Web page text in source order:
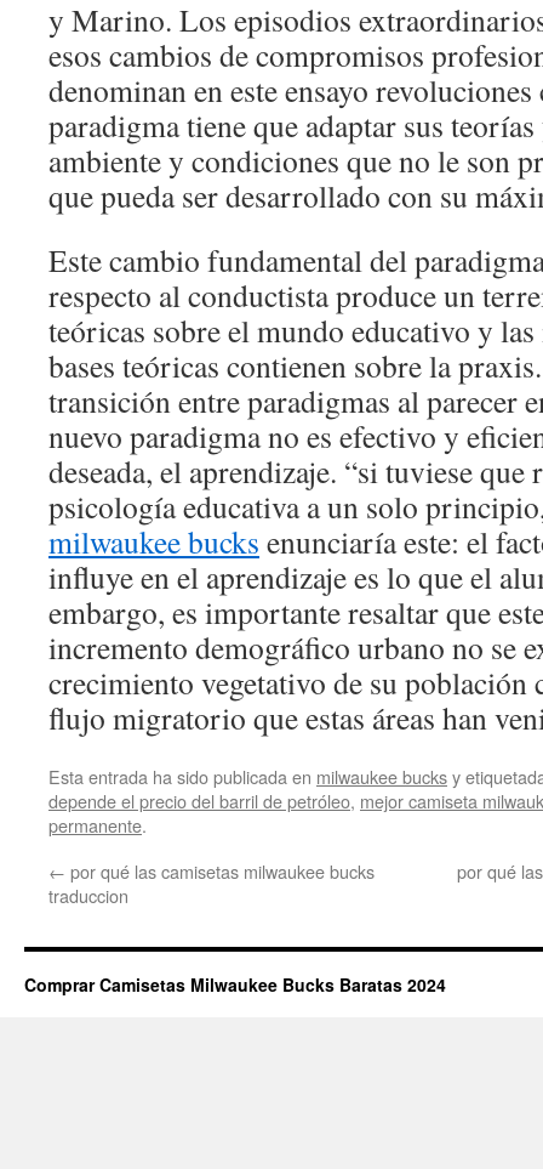
y Marino. Los episodios
esos cambios de compromisos
denominan en este ensayo
paradigma tiene que adaptar sus
ambiente y condiciones que no le son
que pueda ser desarrollado con su
Este cambio fundamental del
respecto al conductista produce un
teóricas sobre el mundo educativo y
bases teóricas contienen sobre la
transición entre paradigmas al parecer
nuevo paradigma no es efectivo y
deseada, el aprendizaje. “si tuviese que
psicología educativa a un solo
milwaukee bucks enunciaría este: el
influye en el aprendizaje es lo que el
embargo, es importante resaltar que
incremento demográfico urbano no se
crecimiento vegetativo de su población
flujo migratorio que estas áreas han
Esta entrada ha sido publicada en milwaukee bucksy
depende el precio del barril de petróleo, mejor camiseta
permanente.
← por qué las camisetas milwaukee bucks
traduccion
por qué
Comprar Camisetas Milwaukee Bucks Baratas 2024